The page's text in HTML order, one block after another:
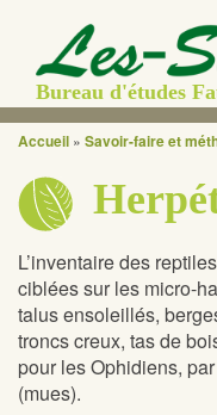
Bureau d'études
Accueil » Savoir-faire et
L’inventaire des
ciblées sur les micro-
talus ensoleillés,
troncs creux, tas de
pour les Ophidiens,
(mues).